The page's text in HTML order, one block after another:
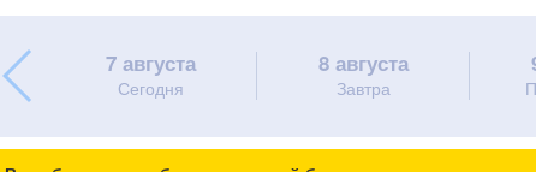
7 августа
Сегодня
8 августа
Завтра